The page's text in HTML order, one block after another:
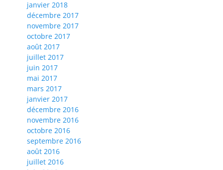
janvier 2018
décembre 2017
novembre 2017
octobre 2017
août 2017
juillet 2017
juin 2017
mai 2017
mars 2017
janvier 2017
décembre 2016
novembre 2016
octobre 2016
septembre 2016
août 2016
juillet 2016